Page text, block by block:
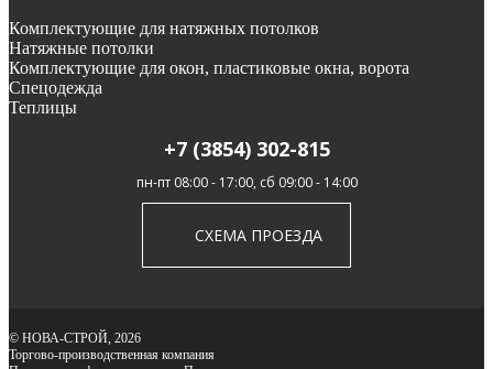
Комплектующие для натяжных потолков
Натяжные потолки
Комплектующие для окон, пластиковые окна, ворота
Спецодежда
Теплицы
+7 (3854) 302-815
пн-пт 08:00 - 17:00, сб 09:00 - 14:00
СХЕМА ПРОЕЗДА
© НОВА-СТРОЙ, 2026
Торгово-производственная компания